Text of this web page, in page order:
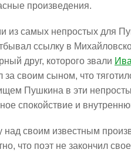
произведения.
из самых непростых для
ссылку в
друг, которого звали
за своим сыном, что
Пушкина в эти
спокойствие и
над своим известным
что поэт не закончил